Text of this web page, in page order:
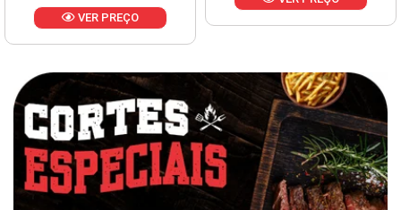
VER PREÇO